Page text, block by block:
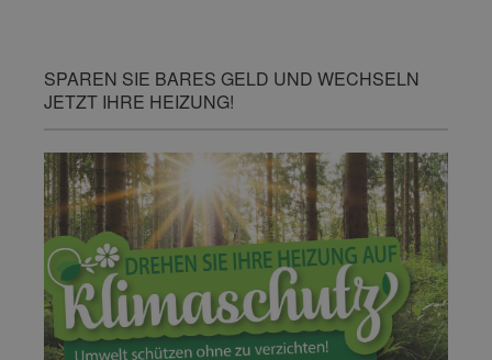
SPAREN SIE BARES GELD UND WECHSELN
JETZT IHRE HEIZUNG!